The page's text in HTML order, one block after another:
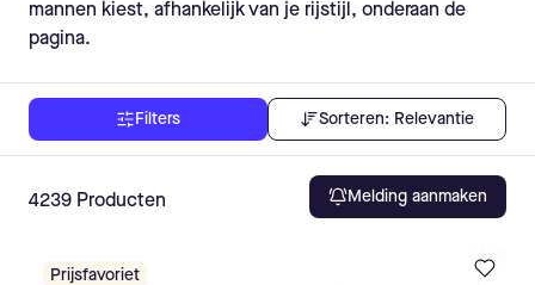
mannen kiest, afhankelijk van je rijstijl, onderaan de
pagina.
Filters Sorteren: Relevantie
4239 Producten Melding aanmaken
Prijsfavoriet